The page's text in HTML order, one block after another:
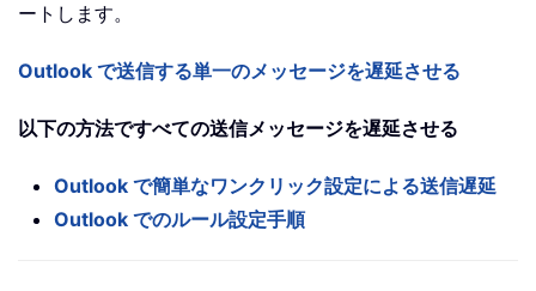
ートします。
Outlook で送信する単一のメッセージを遅延させる
以下の方法ですべての送信メッセージを遅延させる
Outlook で簡単なワンクリック設定による送信遅延
Outlook でのルール設定手順